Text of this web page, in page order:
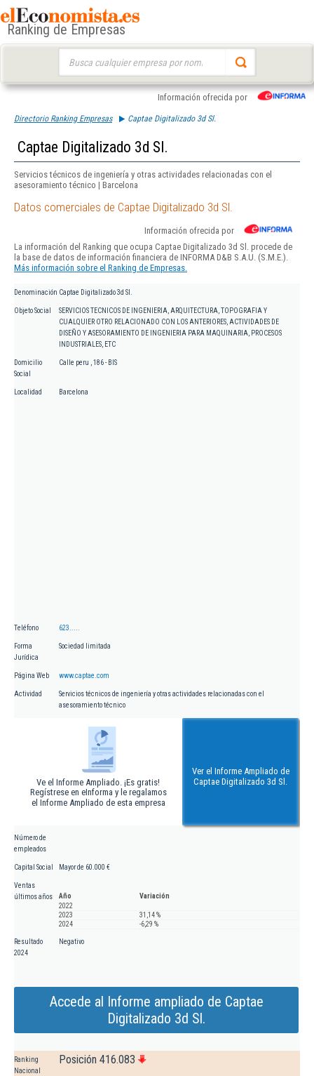
Ranking de Empresas
Información ofrecida por
Directorio Ranking Empresas Captae Digitalizado 3d Sl.
Captae Digitalizado 3d Sl.
Servicios técnicos de ingeniería y otras actividades relacionadas con el
asesoramiento técnico | Barcelona
Datos comerciales de Captae Digitalizado 3d Sl.
Información ofrecida por
La información del Ranking que ocupa Captae Digitalizado 3d Sl. procede de
la base de datos de información financiera de INFORMA D&B S.A.U. (S.M.E.).
Más información sobre el Ranking de Empresas.
Denominación Captae Digitalizado 3d Sl.
Objeto Social
SERVICIOS TECNICOS DE INGENIERIA, ARQUITECTURA, TOPOGRAFIA Y
CUALQUIER OTRO RELACIONADO CON LOS ANTERIORES, ACTIVIDADES DE
DISEÑO Y ASESORAMIENTO DE INGENIERIA PARA MAQUINARIA, PROCESOS
INDUSTRIALES, ETC
Domicilio
Social
Calle peru , 186 - BIS
Localidad Barcelona
Teléfono 623.....
Forma
Jurídica
Sociedad limitada
Página Web www.captae.com
Actividad
Servicios técnicos de ingeniería y otras actividades relacionadas con el
asesoramiento técnico
Ve el Informe Ampliado. ¡Es gratis!
Regístrese en eInforma y le regalamos
el Informe Ampliado de esta empresa
Ver el Informe Ampliado de
Captae Digitalizado 3d Sl.
Número de
empleados
Capital Social Mayor de 60.000 €
Ventas
últimos años
Año
Variación
2022
2023
31,14 %
2024
-6,29 %
Resultado
2024
Negativo
Accede al Informe ampliado de Captae
Digitalizado 3d Sl.
Ranking
Nacional
Posición 416.083